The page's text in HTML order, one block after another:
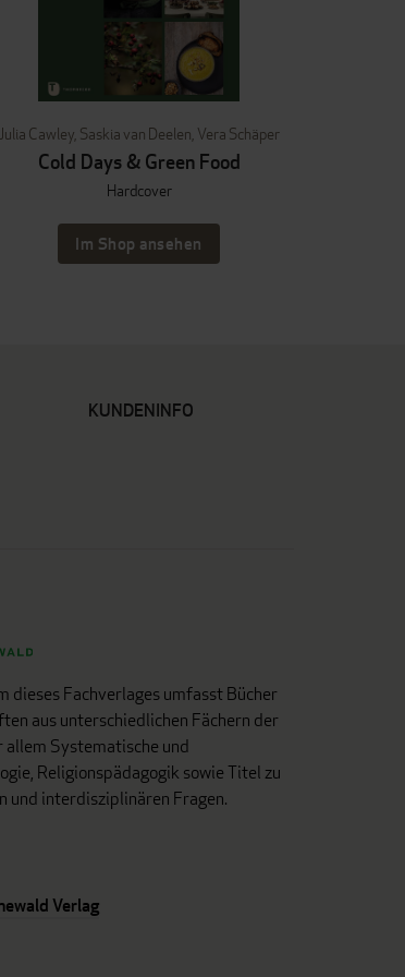
Julia Cawley, Saskia van Deelen, Vera Schäper
Cold Days & Green Food
Hardcover
Im Shop ansehen
KUNDENINFO
dieses Fachverlages umfasst Bücher
aus unterschiedlichen Fächern der
allem Systematische und
Religionspädagogik sowie Titel zu
und interdisziplinären Fragen.
Verlag